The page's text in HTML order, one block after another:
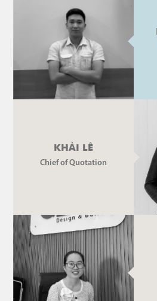
KHẢI LÊ
Chief of Quotation